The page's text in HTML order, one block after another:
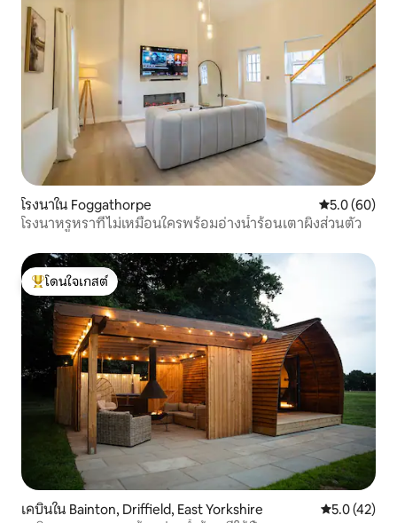
โรงนาใน Foggathorpe คะแนนเฉลี่ย
5.0 (60)
โรงนาหรูหราที่ไม่เหมือนใครพร้อมอ่างน้ำร้อนเตาผิงส่วนตัว
โดนใจเกสต์ที่สุด
โดนใจเกสต์
เคบินใน Bainton, Driffield, East Yorkshire คะแนนเฉลี่ย
5.0 (42)